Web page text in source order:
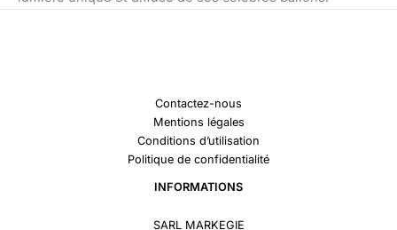
Contactez-nous
Mentions légales
Conditions d’utilisation
Politique de confidentialité
INFORMATIONS
SARL MARKEGIE